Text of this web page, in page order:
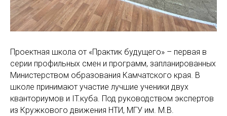
Проектная школа от «Практик будущего» – первая в
серии профильных смен и программ, запланированных
Министерством образования Камчатского края. В
школе принимают участие лучшие ученики двух
кванториумов и IT.куба. Под руководством экспертов
из Кружкового движения НТИ, МГУ им. М.В.